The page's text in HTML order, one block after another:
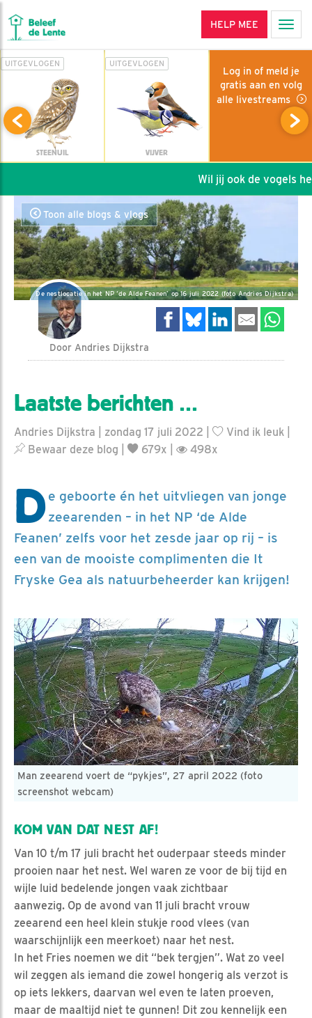
HELP MEE
UITGEVLOGEN
STEENUIL
UITGEVLOGEN
VIJVER
Log in of meld je
gratis aan en volg
alle livestreams
Wil jij ook de vogels
Toon alle blogs & vlogs
De nestlocatie in het NP ‘de Alde Feanen’ op 16 juli 2022 (foto Andries Dijkstra)
Door Andries Dijkstra
Laatste berichten …
Andries Dijkstra | zondag 17 juli 2022 | Vind ik leuk
Bewaar deze blog
679x | 498x
De geboorte én het uitvliegen van jonge
zeearenden – in het NP ‘de Alde
Feanen’ zelfs voor het zesde jaar op rij – is
een van de mooiste complimenten die It
Fryske Gea als natuurbeheerder kan krijgen!
Man zeearend voert de “pykjes”, 27 april 2022 (foto
screenshot webcam)
KOM VAN DAT NEST AF!
Van 10 t/m 17 juli bracht het ouderpaar steeds minder
prooien naar het nest. Wel waren ze voor de bij tijd en
wijle luid bedelende jongen vaak zichtbaar
aanwezig. Op de avond van 11 juli bracht vrouw
zeearend een heel klein stukje rood vlees (van
waarschijnlijk een meerkoet) naar het nest.
In het Fries noemen we dit “bek tergjen”. Wat zo veel
wil zeggen als iemand die zowel hongerig als verzot is
op iets lekkers, daarvan wel even te laten proeven,
maar de maaltijd niet te gunnen! Dit zou kennelijk een